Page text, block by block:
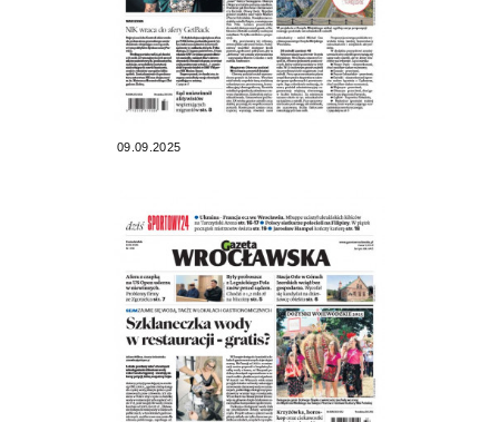
09.09.2025